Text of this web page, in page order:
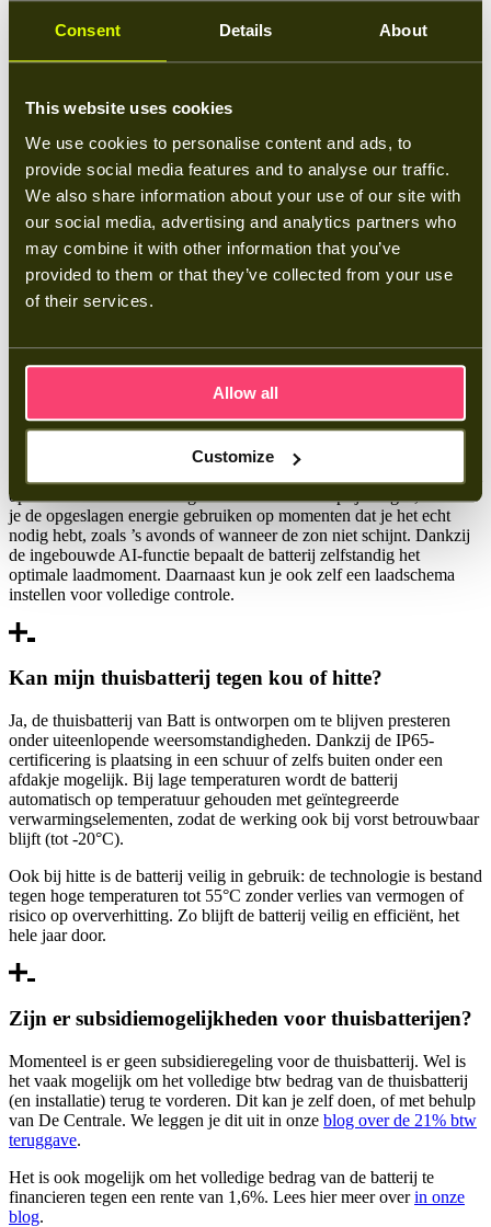
Consent Details About
This website uses cookies
We use cookies to personalise content and ads, to
provide social media features and to analyse our traffic.
We also share information about your use of our site with
our social media, advertising and analytics partners who
may combine it with other information that you’ve
provided to them or that they’ve collected from your use
of their services.
Allow all
Customize
combinatie van zonnepanelen en de thuisbatterij met de omvormer,
ook het terugleveren van zonne-energie uitschakelen.
Kan ik jullie thuisbatterij aansluiten op mijn
Ja, onze thuisbatterij is uitstekend te combineren met een bestaande
zonnepaneelinstallatie. De batterij slaat overtollige zonnestroom op
zodat je deze later kunt gebruiken, bijvoorbeeld ’s avonds of op
momenten dat de zon niet schijnt. Met een slimme meter in de
meterkast meten we de energiestromen en zorgt de SmartHome-app
ervoor dat je altijd inzicht hebt in hoeveel stroom je opwekt,
verbruikt en opslaat. Zo haal je het maximale uit je zonne-energie.
Is het mogelijk om goedkoop stroom in te kopen?
Ja, dat is mogelijk. De slimme thuisbatterij van Batt maakt gebruik
van dynamische energieprijzen en kan automatisch stroom inkopen
op momenten dat deze het goedkoopst is – bijvoorbeeld overdag bij
veel opwek uit wind of zon, of wanneer er een overschot aan stroom
op het net is. Zo wordt er geladen als de stroomprijs laag is, en kun
je de opgeslagen energie gebruiken op momenten dat je het echt
nodig hebt, zoals ’s avonds of wanneer de zon niet schijnt. Dankzij
de ingebouwde AI-functie bepaalt de batterij zelfstandig het
optimale laadmoment. Daarnaast kun je ook zelf een laadschema
instellen voor volledige controle.
Kan mijn thuisbatterij tegen kou of hitte?
Ja, de thuisbatterij van Batt is ontworpen om te blijven presteren
onder uiteenlopende weersomstandigheden. Dankzij de IP65-
certificering is plaatsing in een schuur of zelfs buiten onder een
afdakje mogelijk. Bij lage temperaturen wordt de batterij
automatisch op temperatuur gehouden met geïntegreerde
verwarmingselementen, zodat de werking ook bij vorst betrouwbaar
blijft (tot -20°C).
Ook bij hitte is de batterij veilig in gebruik: de technologie is bestand
tegen hoge temperaturen tot 55°C zonder verlies van vermogen of
risico op oververhitting. Zo blijft de batterij veilig en efficiënt, het
hele jaar door.
Zijn er subsidiemogelijkheden voor thuisbatterijen?
Momenteel is er geen subsidieregeling voor de thuisbatterij. Wel is
het vaak mogelijk om het volledige btw bedrag van de thuisbatterij
(en installatie) terug te vorderen. Dit kan je zelf doen, of met behulp
van De Centrale. We leggen je dit uit in onze blog over de 21% btw
teruggave.
Het is ook mogelijk om het volledige bedrag van de batterij te
financieren tegen een rente van 1,6%. Lees hier meer overin onze
blog.